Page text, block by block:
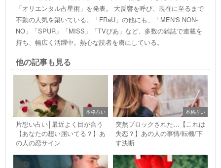
「オリエンタル占星術」を発表。 大反響を呼び、現在に至るまで
不動の人気を築いている。「FRaU」の他にも、「MEN'S NON-
NO」「SPUR」「MISS」「TVぴあ」など、多数の雑誌で連載を
持ち、幅広く活躍中。熱心な読者を虜にしている。
他の記事も見る
本格占い
片想い占い│最近よく目が合う
【あなたの想い届いてる？】あ
の人の恋サイン
本格占い
突然ブロックされた…【これは
失恋？】あの人の事情/転機/下
す決断